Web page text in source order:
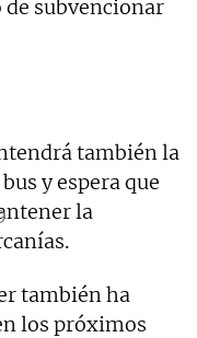
subvencionar
también la
y espera que
la
también ha
los próximos